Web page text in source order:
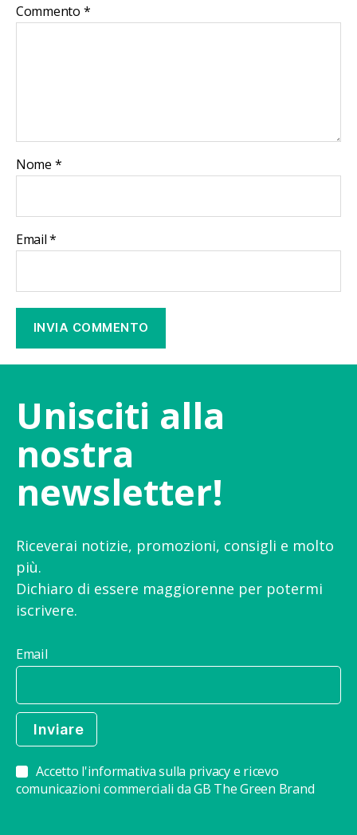
Commento *
Nome *
Email*
Unisciti alla
nostra
newsletter!
Riceverai notizie, promozioni, consigli e molto
più.
Dichiaro di essere maggiorenne per potermi
iscrivere.
Email
Accetto l'informativa sulla privacy e ricevo
comunicazioni commerciali da GB The Green Brand